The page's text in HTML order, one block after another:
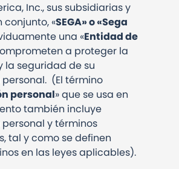
Inc., sus subsidiarias y
«SEGA» o «Sega
una «Entidad de
a proteger la
la seguridad de su
(El término
personal» que se usa en
también incluye
y términos
tal y como se definen
en las leyes aplicables).